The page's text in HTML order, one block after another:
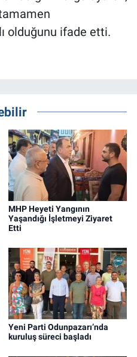
olduğunu ifade etti.
MHP Heyeti Yangının
Yaşandığı İşletmeyi Ziyaret
Etti
Yeni Parti Odunpazarı’nda
kuruluş süreci başladı